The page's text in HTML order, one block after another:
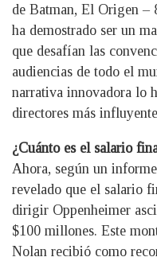
de Batman, El Origen –
ha demostrado ser un
que desafían las
audiencias de todo el
narrativa innovadora lo
directores más
¿Cuánto es el salario
Ahora, según un
revelado que el salario
dirigir Oppenheimer
$100 millones. Este
Nolan recibió como